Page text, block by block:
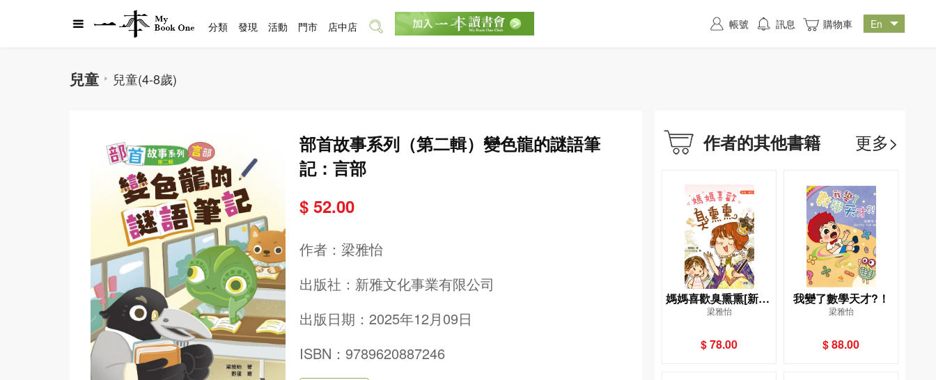
兒童 兒童(4-8歲)
部首故事系列（第二輯）變色龍的謎語筆
記：言部
$ 52.00
作者： 梁雅怡
出版社： 新雅文化事業有限公司
出版日期：2025年12月09日
ISBN：9789620887246
作者的其他書籍 更多>
媽媽喜歡臭熏熏[新雅‧
繪本館]
梁雅怡
$ 78.00
我變了數學天才?！
梁雅怡
$ 88.00
分類 發現 活動 門市 店中店 帳號 訊息 購物車